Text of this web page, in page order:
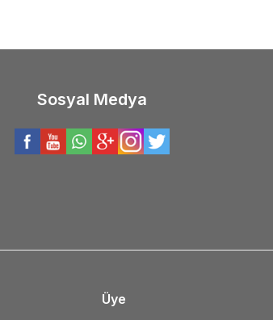
Sosyal Medya
Üye